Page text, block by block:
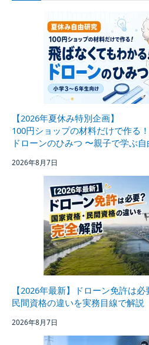
【2026年夏休み特別企画】
100円ショップの材料だけで作る
ドローンのひみつ 〜親子で学ぶ
2026年8月7日
【2026年最新】ドローン免許は必
民間資格の違いを実務目線で解説
2026年8月7日